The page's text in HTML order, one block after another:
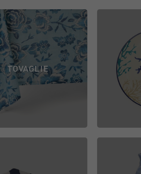
TOVAGLIE